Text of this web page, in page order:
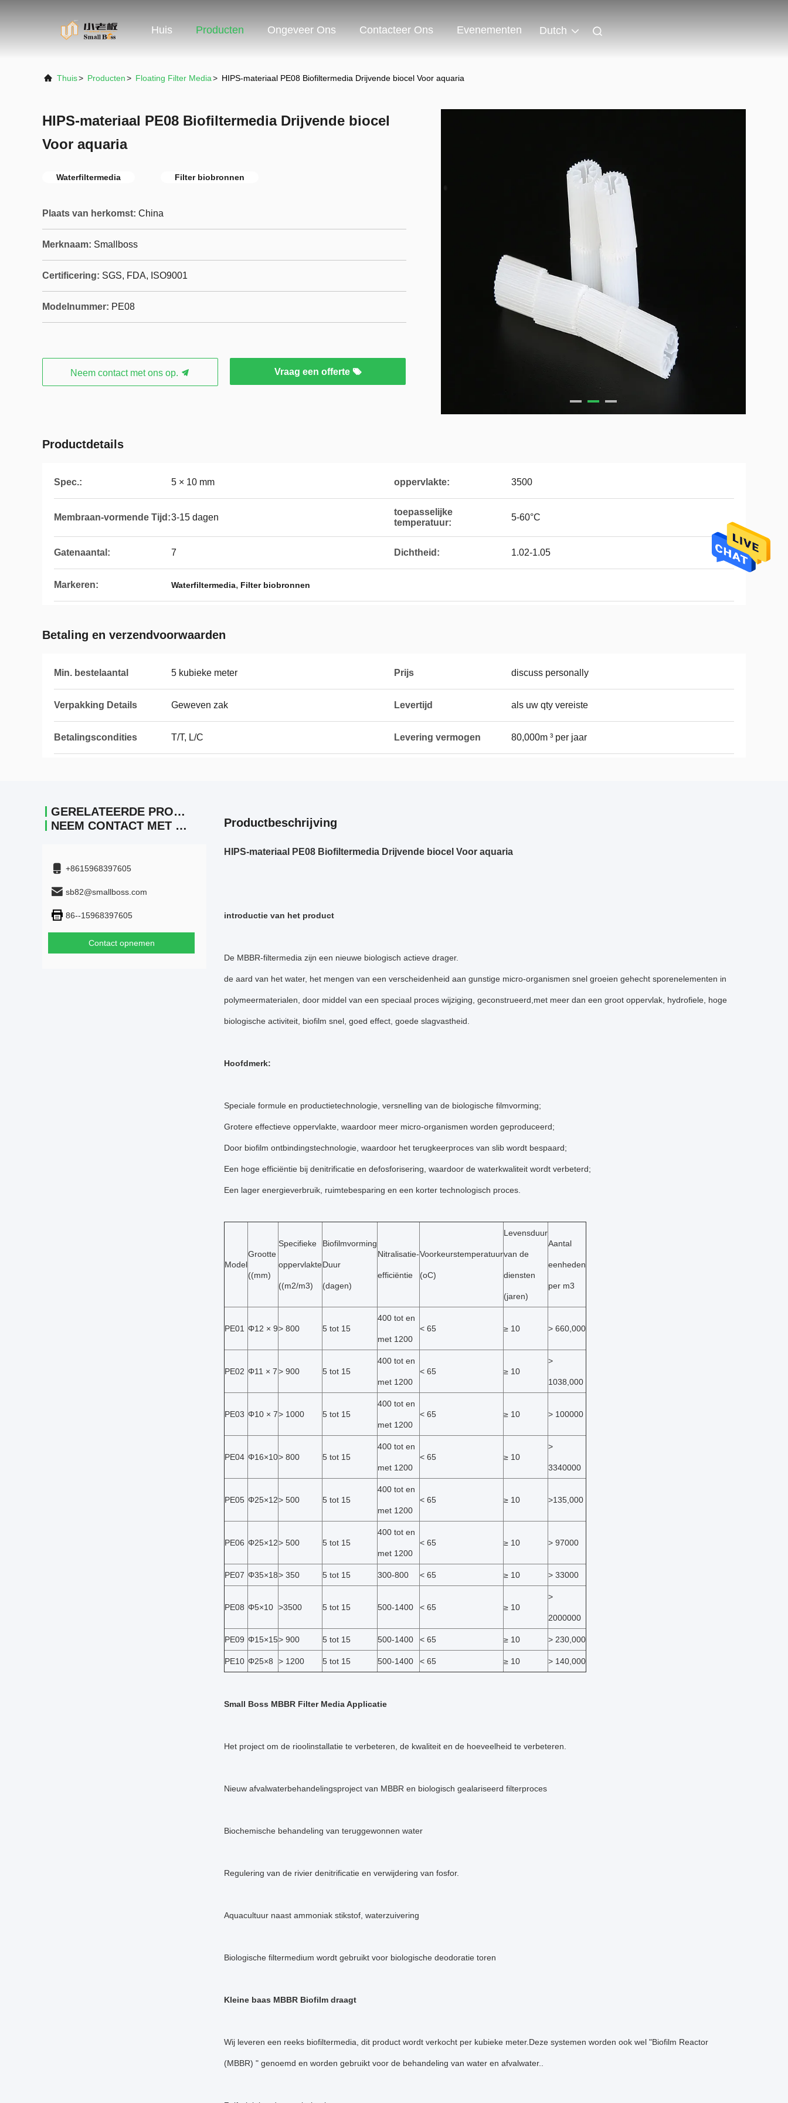
Huis Producten Ongeveer Ons Contacteer Ons Evenementen Dutch
Thuis> Producten> Floating Filter Media> HIPS-materiaal PE08 Biofiltermedia Drijvende biocel Voor aquaria
HIPS-materiaal PE08 Biofiltermedia Drijvende biocel
Voor aquaria
Waterfiltermedia Filter biobronnen
Plaats van herkomst: China
Merknaam: Smallboss
Certificering: SGS, FDA, ISO9001
Modelnummer: PE08
Neem contact met ons op. Vraag een offerte
Productdetails
Spec.: 5 × 10 mm oppervlakte: 3500
Membraan-vormende Tijd:3-15 dagen
toepasselijke
temperatuur:
5-60°C
Gatenaantal: 7 Dichtheid: 1.02-1.05
Markeren: Waterfiltermedia, Filter biobronnen
Betaling en verzendvoorwaarden
Min. bestelaantal 5 kubieke meter Prijs discuss personally
Verpakking Details Geweven zak Levertijd als uw qty vereiste
Betalingscondities T/T, L/C Levering vermogen 80,000m ³ per jaar
GERELATEERDE PRODUCTEN
NEEM CONTACT MET ONS OP.
+8615968397605
sb82@smallboss.com
86--15968397605
Contact opnemen
Productbeschrijving
HIPS-materiaal PE08 Biofiltermedia Drijvende biocel Voor aquaria
introductie van het product
De MBBR-filtermedia zijn een nieuwe biologisch actieve drager.
de aard van het water, het mengen van een verscheidenheid aan gunstige micro-organismen snel groeien gehecht sporenelementen in
polymeermaterialen, door middel van een speciaal proces wijziging, geconstrueerd,met meer dan een groot oppervlak, hydrofiele, hoge
biologische activiteit, biofilm snel, goed effect, goede slagvastheid.
Hoofdmerk:
Speciale formule en productietechnologie, versnelling van de biologische filmvorming;
Grotere effectieve oppervlakte, waardoor meer micro-organismen worden geproduceerd;
Door biofilm ontbindingstechnologie, waardoor het terugkeerproces van slib wordt bespaard;
Een hoge efficiëntie bij denitrificatie en defosforisering, waardoor de waterkwaliteit wordt verbeterd;
Een lager energieverbruik, ruimtebesparing en een korter technologisch proces.
Model
Grootte
((mm)
Specifieke
oppervlakte
((m2/m3)
Biofilmvorming
Duur
(dagen)
Nitralisatie-
efficiëntie
Voorkeurstemperatuur
(oC)
Levensduur
van de
diensten
(jaren)
Aantal
eenheden
per m3
PE01 Φ12 × 9> 800 5 tot 15
400 tot en
met 1200
< 65 ≥ 10 > 660,000
PE02 Φ11 × 7> 900 5 tot 15
400 tot en
met 1200
< 65 ≥ 10
>
1038,000
PE03 Φ10 × 7> 1000 5 tot 15
400 tot en
met 1200
< 65 ≥ 10 > 100000
PE04 Φ16×10> 800 5 tot 15
400 tot en
met 1200
< 65 ≥ 10
>
3340000
PE05 Φ25×12> 500 5 tot 15
400 tot en
met 1200
< 65 ≥ 10 >135,000
PE06 Φ25×12> 500 5 tot 15
400 tot en
met 1200
< 65 ≥ 10 > 97000
PE07 Φ35×18> 350 5 tot 15 300-800 < 65 ≥ 10 > 33000
PE08 Φ5×10 >3500 5 tot 15 500-1400 < 65 ≥ 10
>
2000000
PE09 Φ15×15> 900 5 tot 15 500-1400 < 65 ≥ 10 > 230,000
PE10 Φ25×8 > 1200 5 tot 15 500-1400 < 65 ≥ 10 > 140,000
Small Boss MBBR Filter Media Applicatie
Het project om de rioolinstallatie te verbeteren, de kwaliteit en de hoeveelheid te verbeteren.
Nieuw afvalwaterbehandelingsproject van MBBR en biologisch gealariseerd filterproces
Biochemische behandeling van teruggewonnen water
Regulering van de rivier denitrificatie en verwijdering van fosfor.
Aquacultuur naast ammoniak stikstof, waterzuivering
Biologische filtermedium wordt gebruikt voor biologische deodoratie toren
Kleine baas MBBR Biofilm draagt
Wij leveren een reeks biofiltermedia, dit product wordt verkocht per kubieke meter.Deze systemen worden ook wel "Biofilm Reactor
(MBBR) " genoemd en worden gebruikt voor de behandeling van water en afvalwater..